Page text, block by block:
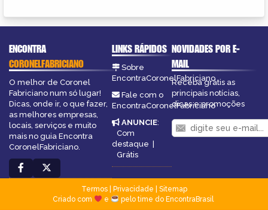
ENCONTRA
CORONELFABRICIANO
O melhor de Coronel
Fabriciano num só lugar!
Dicas, onde ir, o que fazer,
as melhores empresas,
locais, serviços e muito
mais no guia Encontra
CoronelFabriciano.
LINKS RÁPIDOS
Sobre
EncontraCoronelFabriciano
Fale com o
EncontraCoronelFabriciano
ANUNCIE:
Com
destaque |
Grátis
NOVIDADES POR E-
MAIL
Receba grátis as
principais notícias,
dicas e promoções
Termos| Privacidade
Sitemap
Criado com
e pelo time do EncontraBrasil